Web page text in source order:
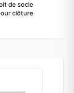
de socle
clôture